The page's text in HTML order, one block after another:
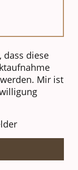
dass diese
Mir ist